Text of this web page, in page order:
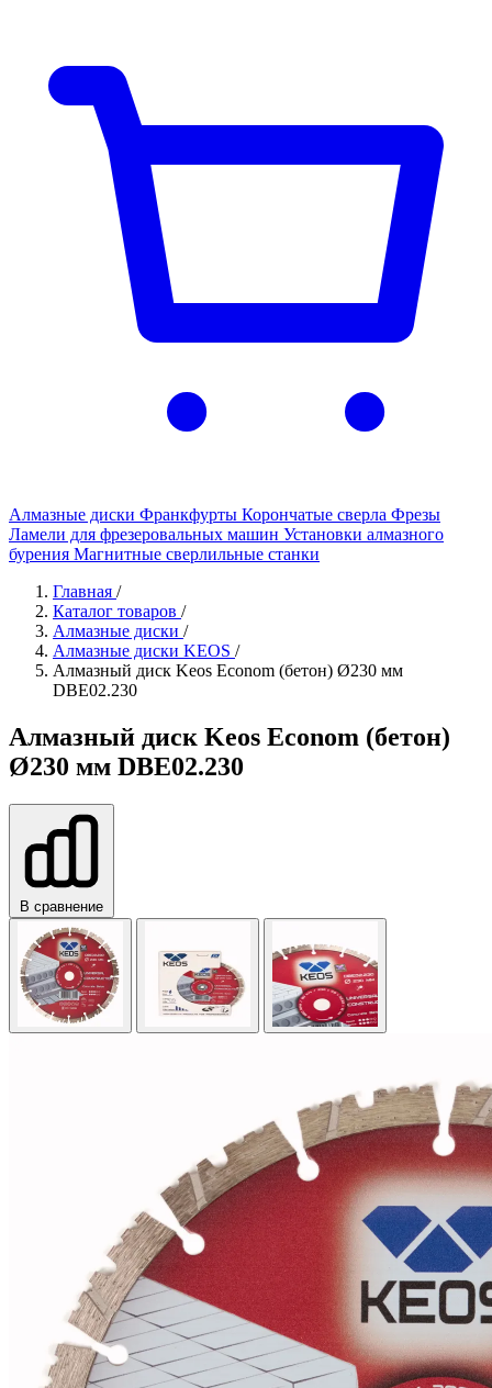
Алмазные диски Франкфурты Корончатые сверла Фрезы
Ламели для фрезеровальных машин Установки алмазного
бурения Магнитные сверлильные станки
Главная /
Каталог товаров /
Алмазные диски /
Алмазные диски KEOS /
Алмазный диск Keos Econom (бетон) Ø230 мм
DBE02.230
Алмазный диск Keos Econom (бетон)
Ø230 мм DBE02.230
В сравнение